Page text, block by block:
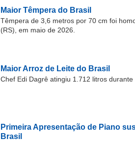
Maior Têmpera do Brasil
Têmpera de 3,6 metros por 70 cm foi
(RS), em maio de 2026.
Maior Arroz de Leite do Brasil
Chef Edi Dagrê atingiu 1.712 litros
Primeira Apresentação de Piano
Brasil